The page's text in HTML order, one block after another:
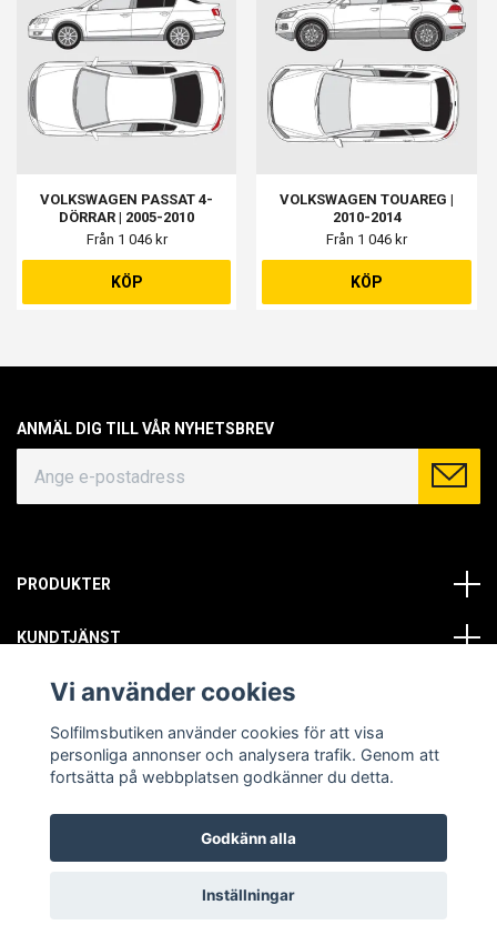
VOLKSWAGEN PASSAT 4-
DÖRRAR | 2005-2010
Från 1 046 kr
KÖP
VOLKSWAGEN TOUAREG |
2010-2014
Från 1 046 kr
KÖP
ANMÄL DIG TILL VÅR NYHETSBREV
PRODUKTER
KUNDTJÄNST
OM OSS
SOCIALA MEDIER
© Copyright 2026 Solfilmsbutiken. All rights reserved.
Vi använder cookies
Solfilmsbutiken använder cookies för att visa
personliga annonser och analysera trafik. Genom att
fortsätta på webbplatsen godkänner du detta.
Godkänn alla
Inställningar